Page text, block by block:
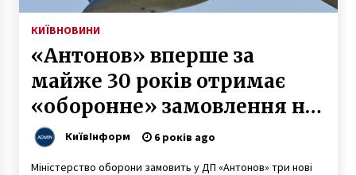
КИЇВНОВИНИ
«Антонов» вперше за
майже 30 років отримає
«оборонне» замовлення на
літаки
КиївІнформ 6 років ago
Міністерство оборони замовить у ДП «Антонов» три нові